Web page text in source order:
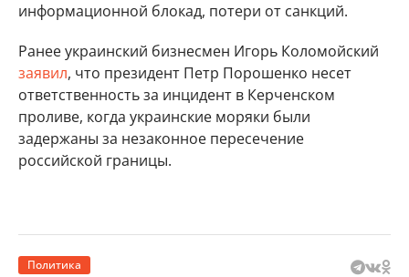
информационной блокад, потери от санкций.
Ранее украинский бизнесмен Игорь Коломойский
заявил, что президент Петр Порошенко несет
ответственность за инцидент в Керченском
проливе, когда украинские моряки были
задержаны за незаконное пересечение
российской границы.
Политика